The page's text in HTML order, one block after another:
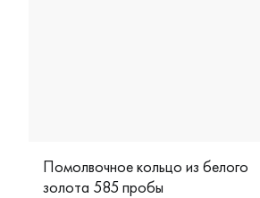
Помолвочное кольцо из белого
золота 585 пробы